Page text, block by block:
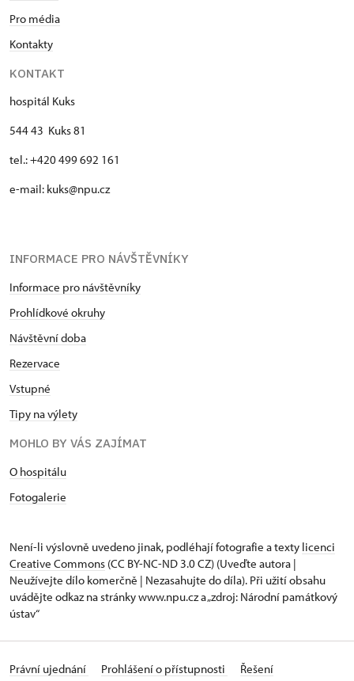
Pro média
Kontakty
KONTAKT
hospitál Kuks
544 43 Kuks 81
tel.: +420 499 692 161
e-mail: kuks@npu.cz
INFORMACE PRO NÁVŠTĚVNÍKY
Informace pro návštěvníky
Prohlídkové okruhy
Návštěvní doba
Rezervace
Vstupné
Tipy na výlety
MOHLO BY VÁS ZAJÍMAT
O hospitálu
Fotogalerie
Není-li výslovně uvedeno jinak, podléhají fotografie a texty licenci
Creative Commons (CC BY-NC-ND 3.0 CZ) (Uveďte autora |
Neužívejte dílo komerčně | Nezasahujte do díla). Při užití obsahu
uvádějte odkaz na stránky www.npu.cz a „zdroj: Národní památkový
ústav“
Právní ujednání Prohlášení o přístupnosti
Řešení